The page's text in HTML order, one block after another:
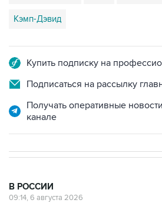
Кэмп-Дэвид
Купить подписку на
Подписаться на рассылку
Получать оперативные
канале
В РОССИИ
09:14, 6 августа 2026